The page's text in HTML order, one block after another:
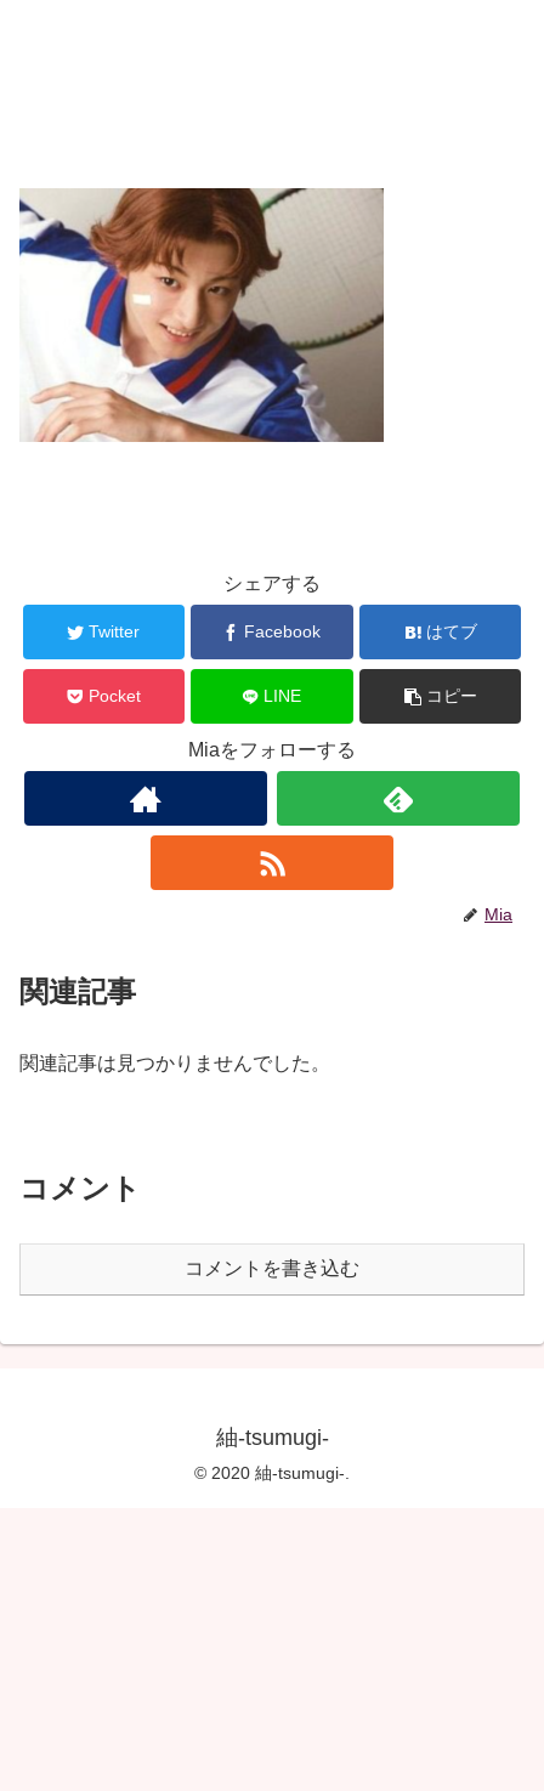
シェアする
Twitter Facebook はてブ
Pocket LINE コピー
Miaをフォローする
Mia
関連記事
関連記事は見つかりませんでした。
コメント
コメントを書き込む
紬-tsumugi-
© 2020 紬-tsumugi-.